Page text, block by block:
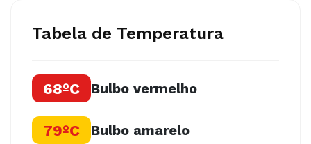
Tabela de Temperatura
68ºC Bulbo vermelho
79ºC Bulbo amarelo